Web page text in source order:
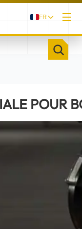
FR
POUR